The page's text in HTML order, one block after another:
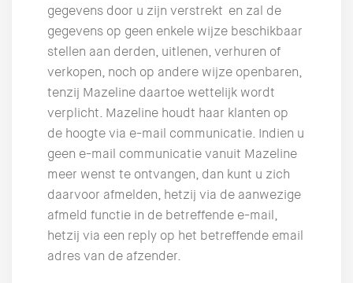
gegevens door u zijn verstrekt en zal de
gegevens op geen enkele wijze beschikbaar
stellen aan derden, uitlenen, verhuren of
verkopen, noch op andere wijze openbaren,
tenzij Mazeline daartoe wettelijk wordt
verplicht. Mazeline houdt haar klanten op
de hoogte via e-mail communicatie. Indien u
geen e-mail communicatie vanuit Mazeline
meer wenst te ontvangen, dan kunt u zich
daarvoor afmelden, hetzij via de aanwezige
afmeld functie in de betreffende e-mail,
hetzij via een reply op het betreffende email
adres van de afzender.